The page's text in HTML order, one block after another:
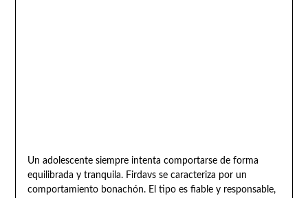
Un adolescente siempre intenta comportarse de forma
equilibrada y tranquila. Firdavs se caracteriza por un
comportamiento bonachón. El tipo es fiable y responsable,